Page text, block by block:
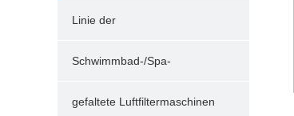
Durchfluss
Linie der
Kapselfilterkartuschenmaschinen
Schwimmbad-/Spa-
Plisseefilteranlagen
gefaltete Luftfiltermaschinen